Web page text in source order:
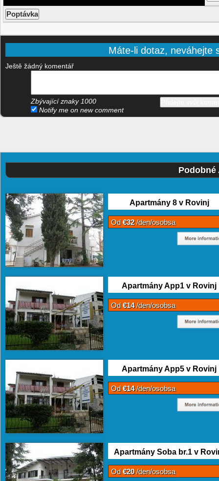
Máte-li dotaz, neváhejte
Ještě žádný komentář
Zbývající znaky 1000
Notify me on new comment
Podobné
Apartmány 8 v Rovinj
Od€32/den/osobsa
Apartmány App1 v Rovinj
Od€14/den/osobsa
Apartmány App5 v Rovinj
Od€14/den/osobsa
Apartmány Soba br.1 v
Od€20/den/osobsa